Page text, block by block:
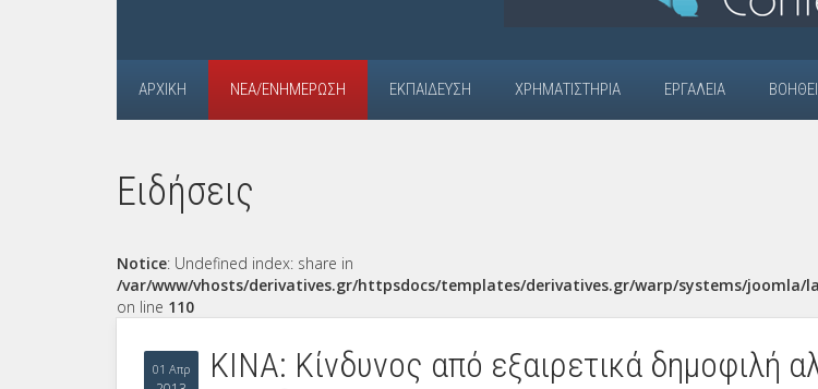
ΑΡΧΙΚΉ ΝΈΑ/ΕΝΗΜΈΡΩΣΗ ΕΚΠΑΊΔΕΥΣΗ ΧΡΗΜΑΤΙΣΤΉΡΙΑ ΕΡΓΑΛΕΊΑ
Ειδήσεις
Notice: Undefined index: share in
/var/www/vhosts/derivatives.gr/httpsdocs/templates/derivatives.gr/warp/systems/joomla/
on line 110
01 Απρ
KINA: Κίνδυνος από εξαιρετικά δημοφιλή